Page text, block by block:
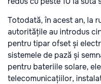
Totodată, în acest an, la
autoritățile au introdus
pentru tipar ofset și
sistemele de pază și
pentru bateriile solare,
telecomunicațiilor,